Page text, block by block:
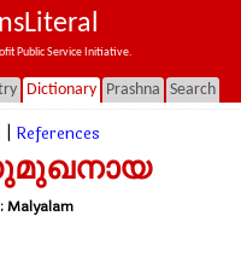
Public Service Initiative.
Dictionary Prashna Search
References
Malyalam